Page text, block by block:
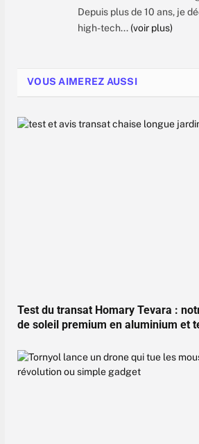
Depuis plus de 10 ans, je
high-tech... (voir plus)
VOUS AIMEREZ AUSSI
Test du transat Homary Tevara :
de soleil premium en aluminium et